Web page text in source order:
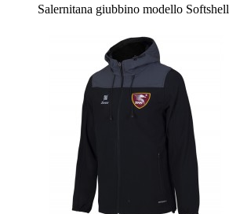
Salernitana giubbino modello Softshell